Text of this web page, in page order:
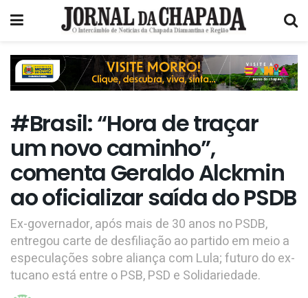
#Brasil: “Hora de traçar
um novo caminho”,
comenta Geraldo Alckmin
ao oficializar saída do PSDB
Ex-governador, após mais de 30 anos no PSDB,
entregou carte de desfiliação ao partido em meio a
especulações sobre aliança com Lula; futuro do ex-
tucano está entre o PSB, PSD e Solidariedade.